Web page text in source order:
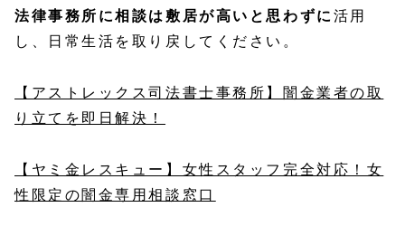
法律事務所に相談は敷居が高いと思わずに 活用
し、日常生活を取り戻してください。
【アストレックス司法書士事務所】闇金業者の取
り立てを即日解決！
【ヤミ金レスキュー】女性スタッフ完全対応！女
性限定の闇金専用相談窓口